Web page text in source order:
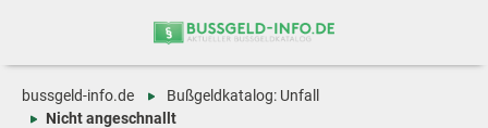
bussgeld-info.de
Bußgeldkatalog: Unfall
Nicht angeschnallt